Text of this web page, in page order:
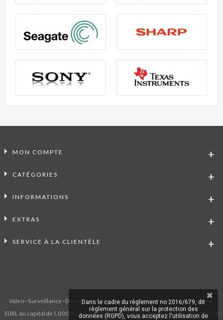
MON COMPTE
CATÉGORIES
INFORMATIONS
EXTRAS
SERVICE À LA CLIENTÈLE
Video-Surveillance-Direct.com est le site marchand de Vidéo Alarme Direct,
EURL au capital de 1.000 € RCS Marseille 911 363 471. Toute reproduction même
Dans le cadre du règlement no 2016/679, dit
règlement général sur la protection des
données (RGPD), vous acceptez l'utilisation de